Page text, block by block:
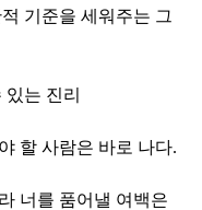
기준을 세워주는 그
는 진리
할 사람은 바로 나다.
너를 품어낼 여백은